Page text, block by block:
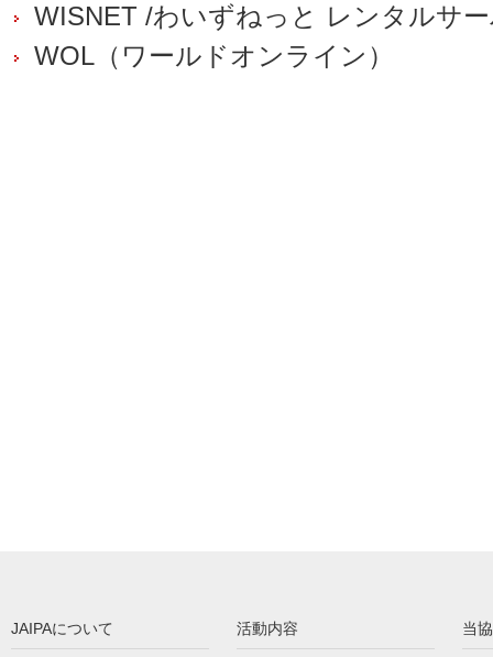
WISNET /わいずねっと レンタルサ
WOL（ワールドオンライン）
JAIPAについて 活動内容 当